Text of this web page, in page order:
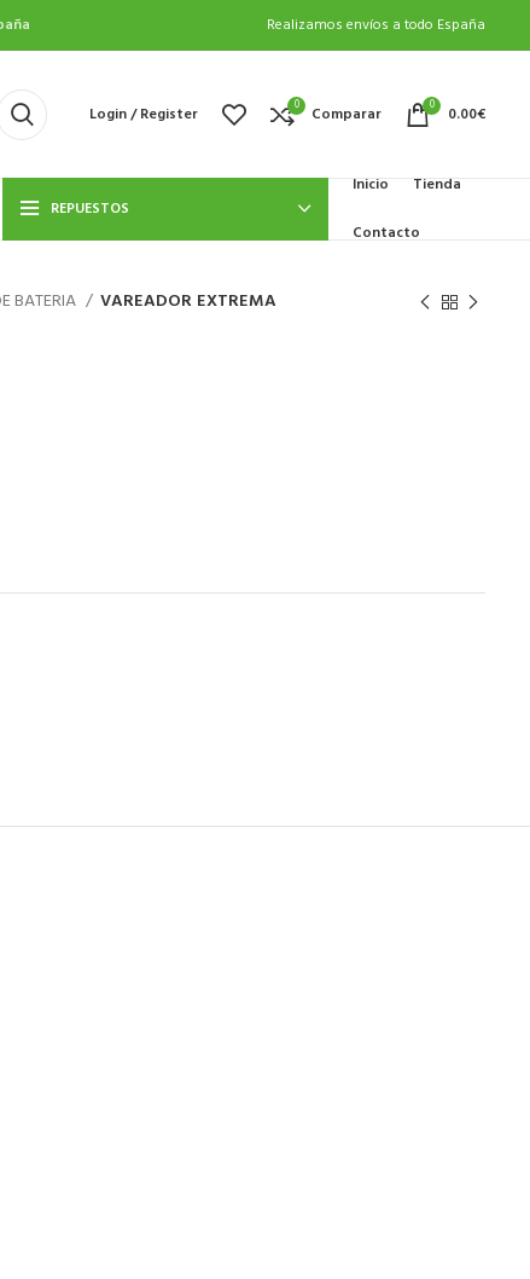
Realizamos envíos a todo España
Login / Register 0 Comparar 0 0.00€
REPUESTOS
Inicio
Tienda
Contacto
BATERIA VAREADOR EXTREMA